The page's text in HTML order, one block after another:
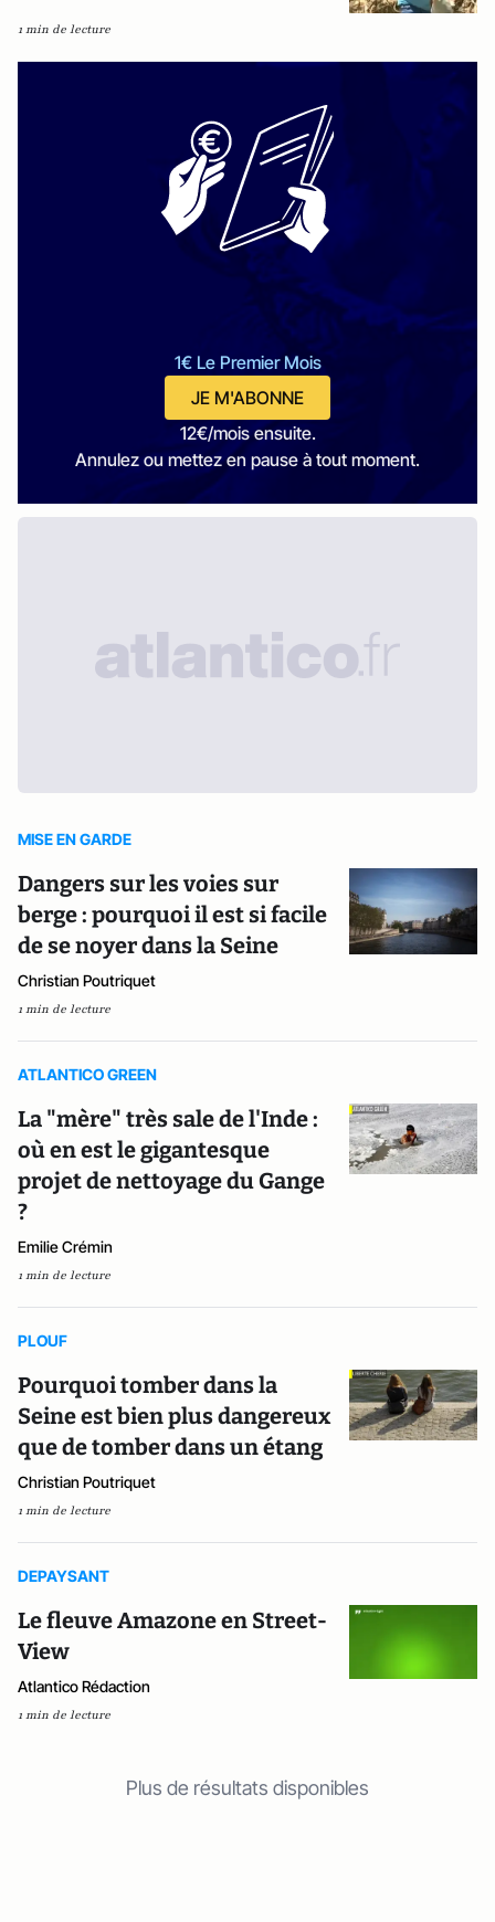
1 min de lecture
1€ Le Premier Mois
JE M'ABONNE
12€/mois ensuite.
Annulez ou mettez en pause à tout moment.
MISE EN GARDE
Dangers sur les voies sur
berge : pourquoi il est si facile
de se noyer dans la Seine
Christian Poutriquet
1 min de lecture
ATLANTICO GREEN
La "mère" très sale de l'Inde :
où en est le gigantesque
projet de nettoyage du Gange
?
Emilie Crémin
1 min de lecture
PLOUF
Pourquoi tomber dans la
Seine est bien plus dangereux
que de tomber dans un étang
Christian Poutriquet
1 min de lecture
DEPAYSANT
Le fleuve Amazone en Street-
View
Atlantico Rédaction
1 min de lecture
Plus de résultats disponibles